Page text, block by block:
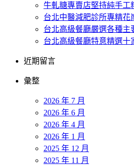
牛軋糖專賣店堅持純手工
台北中醫減肥診所專精花
台北高級餐廳嚴選各種主
台北高級餐廳特意精選十
近期留言
彙整
2026 年 7 月
2026 年 6 月
2026 年 4 月
2026 年 1 月
2025 年 12 月
2025 年 11 月